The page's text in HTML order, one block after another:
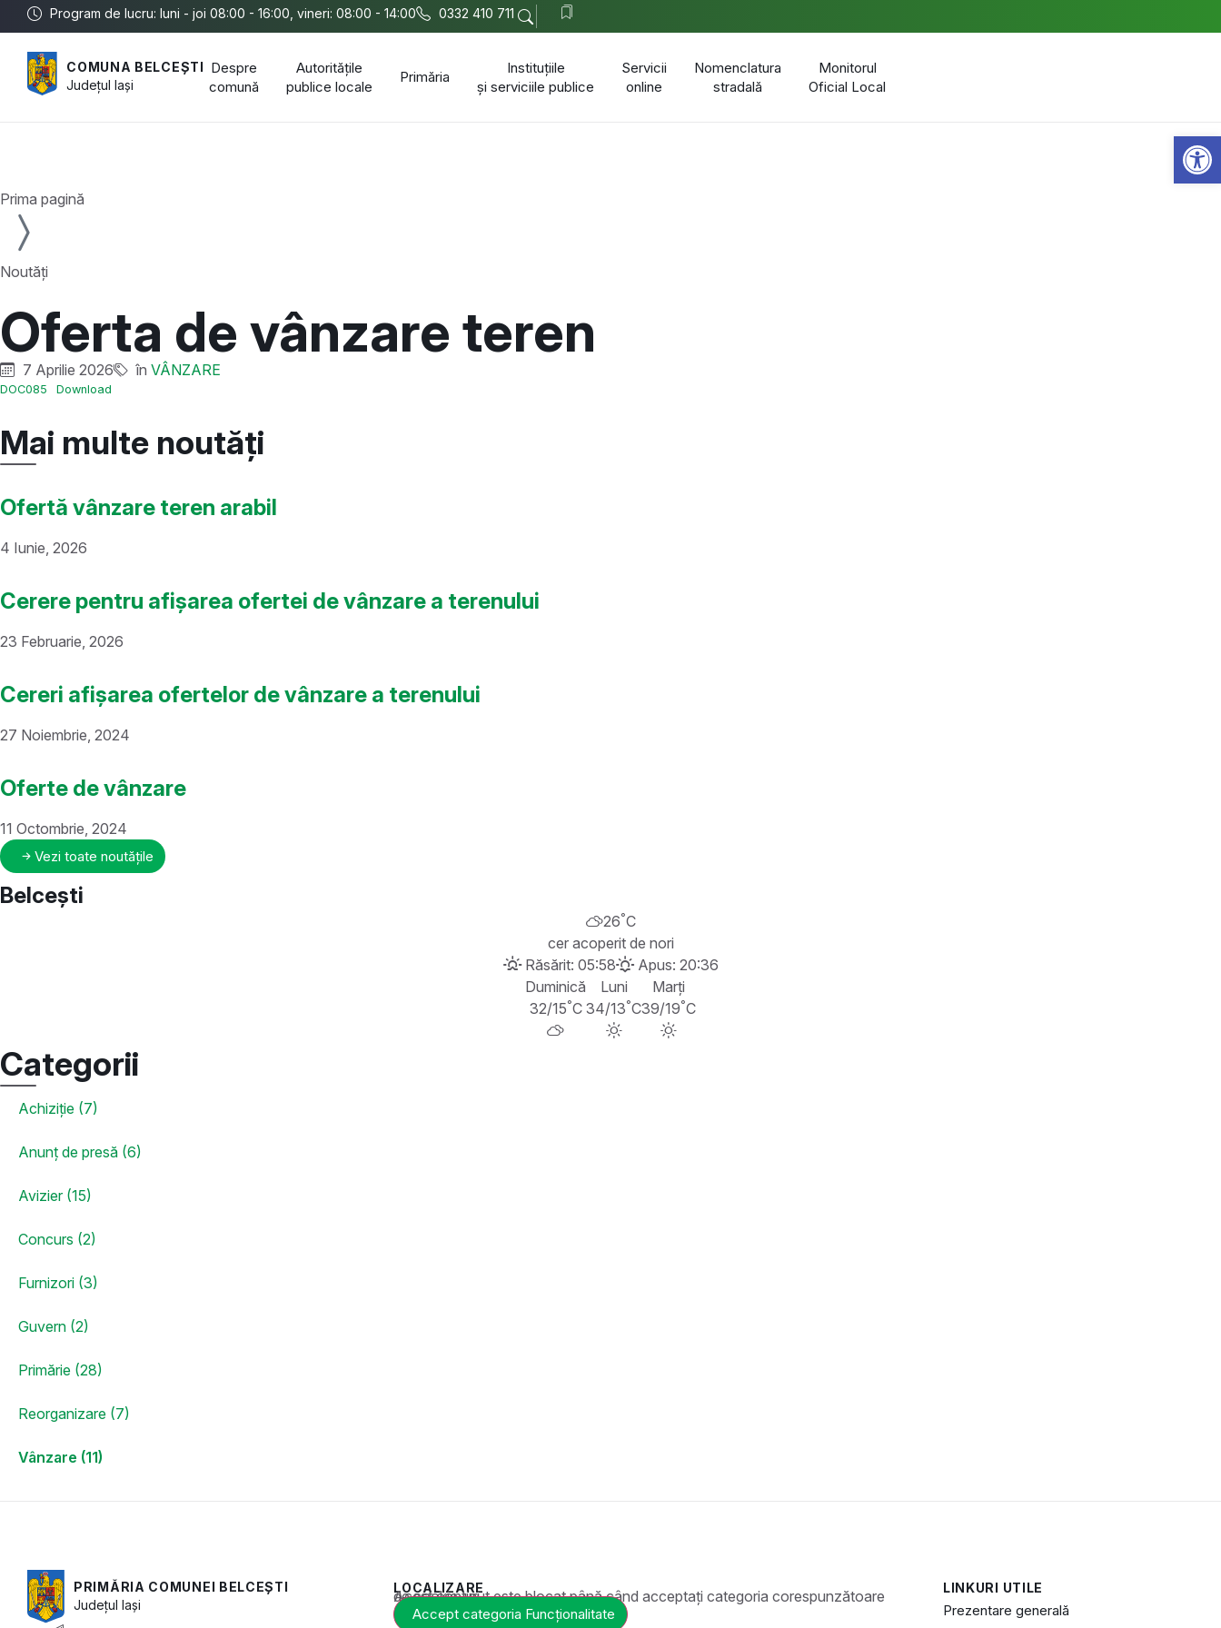
Program de lucru: luni - joi 08:00 - 16:00, vineri: 08:00 - 14:00 0332 410 711
COMUNA BELCEȘTI
JudețulIași
Despre
comună
Autoritățile
publice locale
Primăria
Instituțiile
și serviciile publice
Servicii
online
Nomenclatura
stradală
Monitorul
Oficial Local
Prima pagină
Noutăți
Oferta de vânzare teren
7 Aprilie 2026 în VÂNZARE
DOC085 Download
Mai multe noutăți
Ofertă vânzare teren arabil
4 Iunie, 2026
Cerere pentru afișarea ofertei de vânzare a terenului
23 Februarie, 2026
Cereri afișarea ofertelor de vânzare a terenului
27 Noiembrie, 2024
Oferte de vânzare
11 Octombrie, 2024
Vezi toate noutățile
Belcești
26°C
cer acoperit de nori
Răsărit: 05:58
Apus: 20:36
Duminică
32/15°C
Luni
34/13°C
Marți
39/19°C
Categorii
Achiziție (7)
Anunț de presă (6)
Avizier (15)
Concurs (2)
Furnizori (3)
Guvern (2)
Primărie (28)
Reorganizare (7)
Vânzare (11)
PRIMĂRIA COMUNEI BELCEȘTI
JudețulIași
LOCALIZARE
Acest conținut este blocat până când acceptați categoria corespunzătoare de cookie-uri.
Accept categoria Funcționalitate
LINKURI UTILE
Prezentare generală